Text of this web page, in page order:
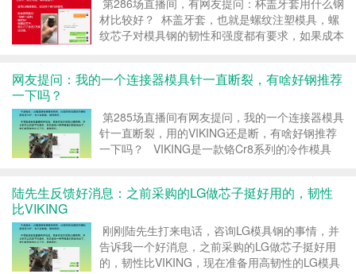
第286场直播间，有网友提问：杯盖牙套用什么钢
材比较好？ 杯盖牙套，也就是螺纹注塑模具，螺
纹芯子对模具钢的韧性和强度都有要求，如果成本
网友提问：我的一个连接器模具针一直断裂，有啥好钢推荐
一下吗？
第285场直播间有网友提问，我的一个连接器模具
针一直断裂，用的VIKING还是断，有啥好钢推荐
一下吗？ VIKING是一款铬Cr8系列的冷作模具
陆先生反馈好消息：之前采购的LG做芯子挺好用的，韧性
比VIKING
刚刚陆先生打来电话，咨询LG模具钢的事情，并
告诉我一个好消息，之前采购的LG做芯子挺好用
的，韧性比VIKING，现在准备用高韧性的LG模具